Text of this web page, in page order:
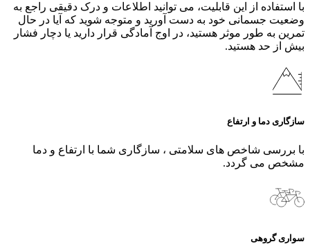
با استفاده از این قابلیت، می‌ توانید اطلاعات و درک دقیقی راجع به
وضعیت جسمانی خود به دست آورید و متوجه شوید که آیا در حال
تمرین به طور ‌موثر هستید، در اوج آمادگی قرار دارید یا دچار فشار
بیش از حد هستید.
سازگاری دما و ارتفاع
با بررسی شاخص های سلامتی ، سازگاری شما با ارتفاع و دما
مشخص می گردد.
سواری گروهی